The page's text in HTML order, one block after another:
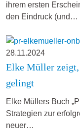
ihrem ersten
den Eindruck (und…
28.11.2024
Elke Müller zeigt,
gelingt
Elke Müllers Buch
Strategien zur
neuer…